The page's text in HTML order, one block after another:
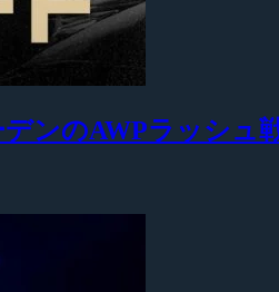
ンのAWPラッシュ